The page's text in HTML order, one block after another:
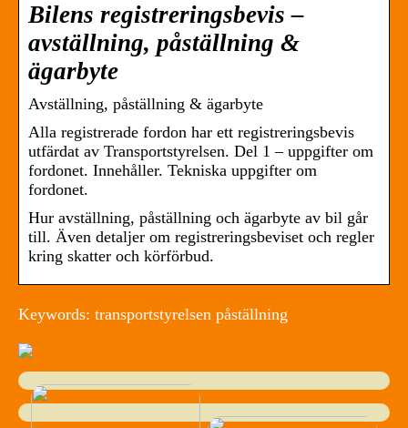
Bilens registreringsbevis –
avställning, påställning &
ägarbyte
Avställning, påställning & ägarbyte
Alla registrerade fordon har ett registreringsbevis
utfärdat av Transportstyrelsen. Del 1 – uppgifter om
fordonet. Innehåller. Tekniska uppgifter om
fordonet.
Hur avställning, påställning och ägarbyte av bil går
till. Även detaljer om registreringsbeviset och regler
kring skatter och körförbud.
Keywords: transportstyrelsen påställning